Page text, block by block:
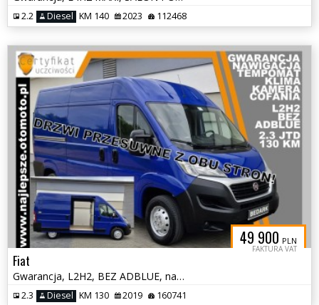
2.2 Diesel KM 140 2023 112468
49 900 PLN
FAKTURA VAT
Fiat
Gwarancja, L2H2, BEZ ADBLUE, nawigacja, tempomat, kamera cofania
2.3 Diesel KM 130 2019 160741